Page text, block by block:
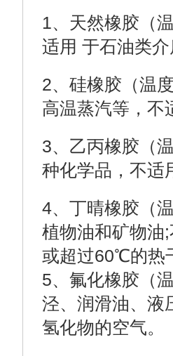
1、天然橡胶（
适用 于石油类
2、硅橡胶（温
高温蒸汽等，不
3、乙丙橡胶（
种化学品，不适
4、丁晴橡胶（
植物油和矿物
或超过60℃的热
5、氟化橡胶（
泾、润滑油、液
氢化物的空气。